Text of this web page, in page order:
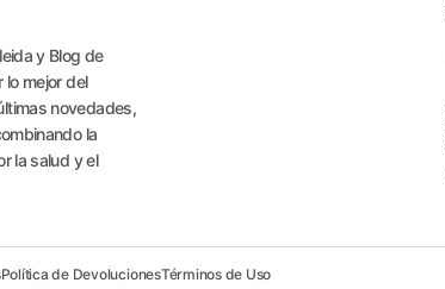
y Blog de
lo mejor del
novedades,
la
la salud y el
Política de DevolucionesTérminos de Uso